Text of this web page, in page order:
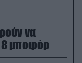
να
8 μποφόρ